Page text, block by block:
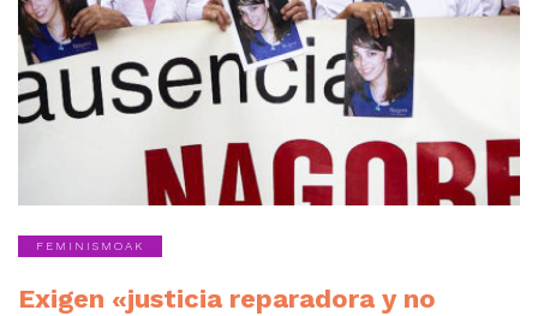
FEMINISMOAK
Exigen «justicia reparadora y no